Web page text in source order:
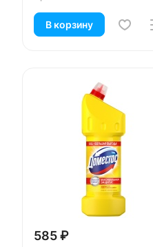
В корзину
585 ₽